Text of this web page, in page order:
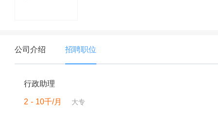
公司介绍 招聘职位
行政助理
2 - 10千/月 大专